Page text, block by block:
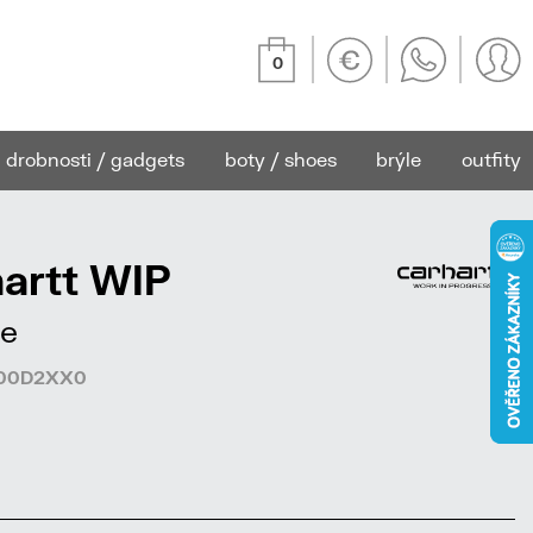
0
drobnosti / gadgets boty / shoes brýle outfity
WIP